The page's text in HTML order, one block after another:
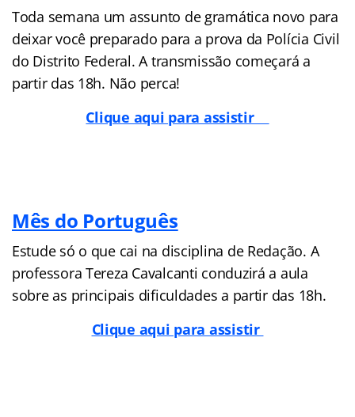
Toda semana um assunto de gramática novo para
deixar você preparado para a prova da Polícia Civil
do Distrito Federal. A transmissão começará a
partir das 18h. Não perca!
Clique aqui para assistir
Mês do Português
Estude só o que cai na disciplina de Redação. A
professora Tereza Cavalcanti conduzirá a aula
sobre as principais dificuldades a partir das 18h.
Clique aqui para assistir